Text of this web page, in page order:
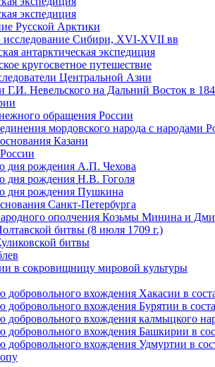
экспедиция
Русской Арктики
исследование Сибири, XVI-XVII вв
антарктическая экспедиция
кругосветное путешествие
Центральной Азии
Г.И. Невельского на Дальний Восток в
обращения России
мордовского народа с народами
Казани
дня рождения А.П. Чехова
дня рождения Н.В. Гоголя
дня рождения Пушкина
Санкт-Петербурга
ополчения Козьмы Минина и
битвы (8 июля 1709 г.)
битвы
в сокровищницу мировой культуры
добровольного вхождения Хакасии в
добровольного вхождения Бурятии в
добровольного вхождения калмыцкого
добровольного вхождения Башкирии в
добровольного вхождения Удмуртии в